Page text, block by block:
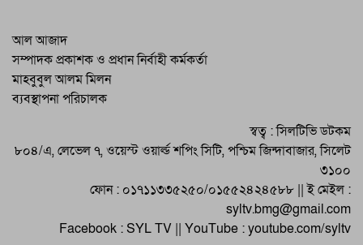
গণতান্ত্রিক ধারাবাহিকতা রক্ষার মাধ্যমে সমৃদ্ধ
দেশ গড়া সম্ভব : বাণিজ্য মন্ত্রী
আল আজাদ
সম্পাদক প্রকাশক ও প্রধান নির্বাহী কর্মকর্তা
মাহবুবুল আলম মিলন
ব্যবস্থাপনা পরিচালক
স্বত্ব : সিলটিভি ডটকম
৮০৪/এ, লেভেল ৭, ওয়েস্ট ওয়ার্ল্ড শপিং সিটি, পশ্চিম জিন্দাবাজার, সিলেট
৩১০০
ফোন : ০১৭১১৩৩৫২৫০/০১৫৫২৪২৪৫৮৮ || ই মেইল :
syltv.bmg@gmail.com
Facebook : SYL TV || YouTube : youtube.com/syltv